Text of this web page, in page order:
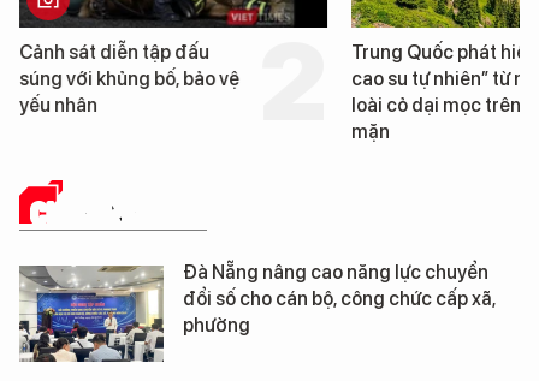
Trung Quốc phát hiện “mỏ
cao su tự nhiên” từ một
loài cỏ dại mọc trên đất
Loạt dự án bất động
Đà Nẵng sắp bị kiểm
CHUYỂN ĐỔI SỐ
Đà Nẵng nâng cao năng lực chuyển
đổi số cho cán bộ, công chức cấp xã,
phường